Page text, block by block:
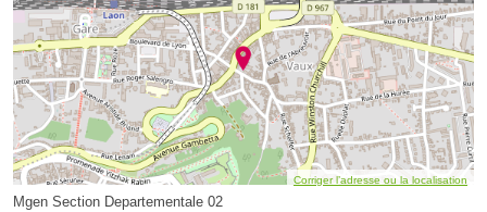
Corriger l’adresse ou la localisation
Mgen Section Departementale 02